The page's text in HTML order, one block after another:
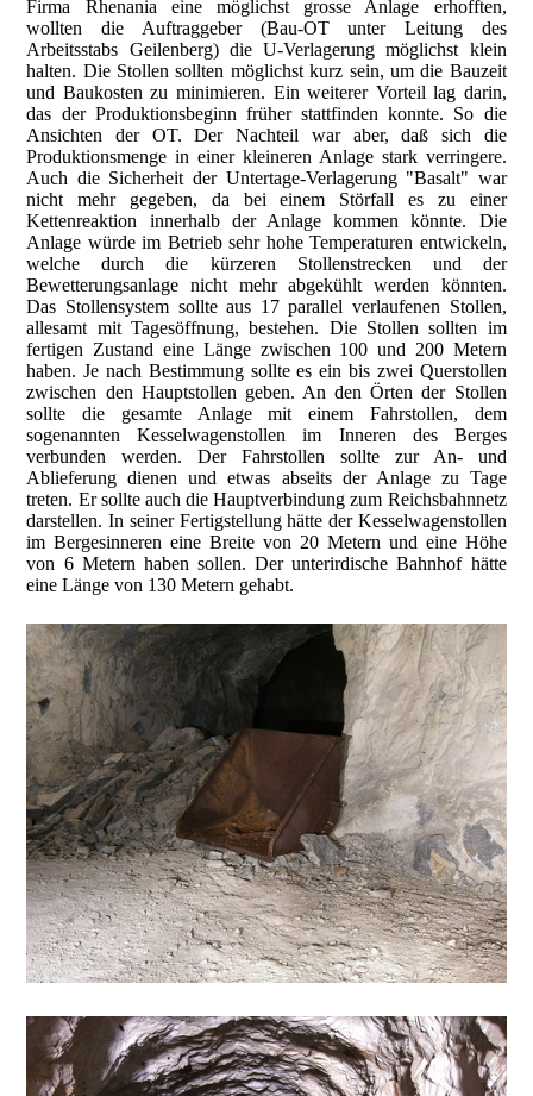
Firma Rhenania eine möglichst grosse Anlage erhofften,
wollten die Auftraggeber (Bau-OT unter Leitung des
Arbeitsstabs Geilenberg) die U-Verlagerung möglichst klein
halten. Die Stollen sollten möglichst kurz sein, um die Bauzeit
und Baukosten zu minimieren. Ein weiterer Vorteil lag darin,
das der Produktionsbeginn früher stattfinden konnte. So die
Ansichten der OT. Der Nachteil war aber, daß sich die
Produktionsmenge in einer kleineren Anlage stark verringere.
Auch die Sicherheit der Untertage-Verlagerung "Basalt" war
nicht mehr gegeben, da bei einem Störfall es zu einer
Kettenreaktion innerhalb der Anlage kommen könnte. Die
Anlage würde im Betrieb sehr hohe Temperaturen entwickeln,
welche durch die kürzeren Stollenstrecken und der
Bewetterungsanlage nicht mehr abgekühlt werden könnten.
Das Stollensystem sollte aus 17 parallel verlaufenen Stollen,
allesamt mit Tagesöffnung, bestehen. Die Stollen sollten im
fertigen Zustand eine Länge zwischen 100 und 200 Metern
haben. Je nach Bestimmung sollte es ein bis zwei Querstollen
zwischen den Hauptstollen geben. An den Örten der Stollen
sollte die gesamte Anlage mit einem Fahrstollen, dem
sogenannten Kesselwagenstollen im Inneren des Berges
verbunden werden. Der Fahrstollen sollte zur An- und
Ablieferung dienen und etwas abseits der Anlage zu Tage
treten. Er sollte auch die Hauptverbindung zum Reichsbahnnetz
darstellen. In seiner Fertigstellung hätte der Kesselwagenstollen
im Bergesinneren eine Breite von 20 Metern und eine Höhe
von 6 Metern haben sollen. Der unterirdische Bahnhof hätte
eine Länge von 130 Metern gehabt.